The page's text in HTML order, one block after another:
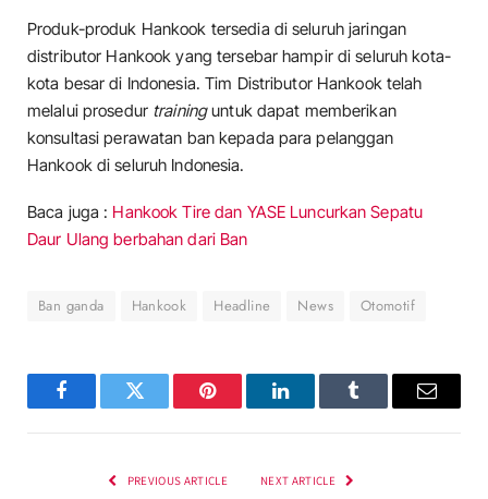
Produk-produk Hankook tersedia di seluruh jaringan
distributor Hankook yang tersebar hampir di seluruh kota-
kota besar di Indonesia. Tim Distributor Hankook telah
melalui prosedur traininguntuk dapat memberikan
konsultasi perawatan ban kepada para pelanggan
Hankook di seluruh Indonesia.
Baca juga : Hankook Tire dan YASE Luncurkan Sepatu
Daur Ulang berbahan dari Ban
Ban ganda Hankook Headline News Otomotif
FacebookTwitter Pinterest LinkedInTumblr Email
PREVIOUS ARTICLE NEXT ARTICLE